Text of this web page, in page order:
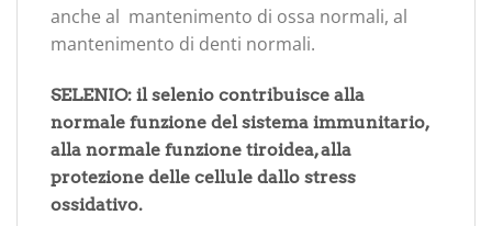
anche al mantenimento di ossa normali, al
mantenimento di denti normali.
SELENIO: il selenio contribuisce alla
normale funzione del sistema immunitario,
alla normale funzione tiroidea, alla
protezione delle cellule dallo stress
ossidativo.